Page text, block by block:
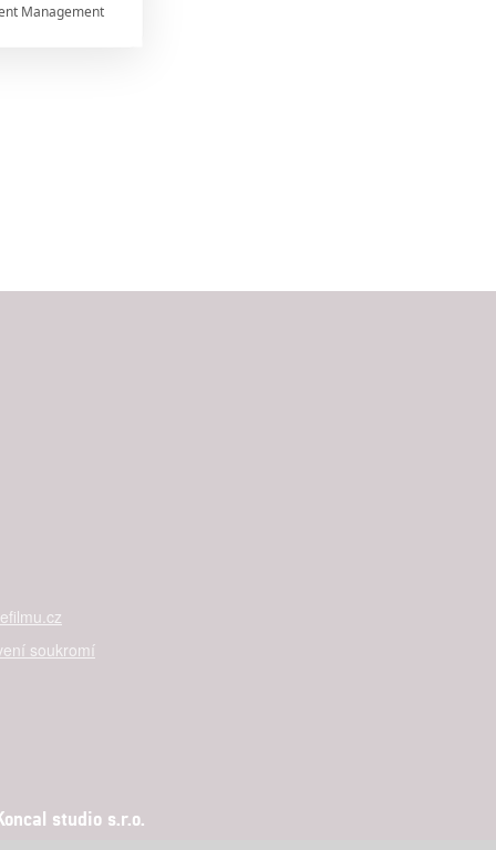
soukromí
studio s.r.o.

Management